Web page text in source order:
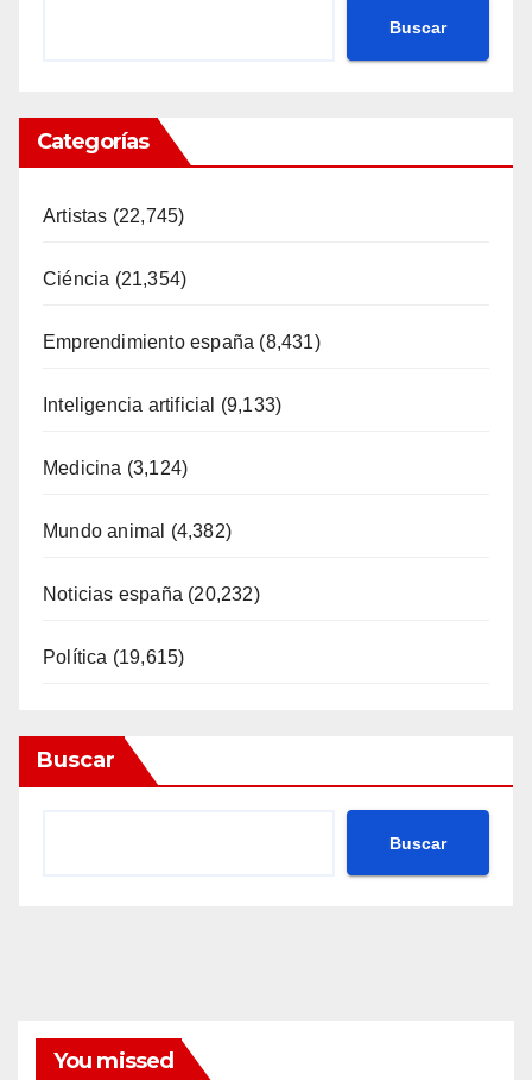
Buscar
Categorías
Artistas (22,745)
Ciéncia (21,354)
Emprendimiento españa (8,431)
Inteligencia artificial (9,133)
Medicina (3,124)
Mundo animal (4,382)
Noticias españa (20,232)
Política (19,615)
Buscar
Buscar
You missed